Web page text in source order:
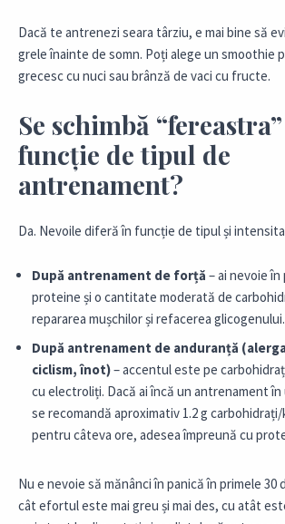
Dacă te antrenezi seara târziu, e mai bine să
grele înainte de somn. Poți alege un smoothie
grecesc cu nuci sau brânză de vaci cu fructe.
Se schimbă
funcție de tipul de
antrenament?
Da. Nevoile diferă în funcție de tipul și
După antrenament de forță – ai nevoie în
proteine și o cantitate moderată de
repararea mușchilor și refacerea glicogenului.
După antrenament de anduranță
ciclism, înot)– accentul este pe
cu electroliți. Dacă ai încă un antrenament
se recomandă aproximativ 1.2 g
pentru câteva ore, adesea împreună cu
Nu e nevoie să mănânci în panică în primele 30
cât efortul este mai greu și mai des, cu atât